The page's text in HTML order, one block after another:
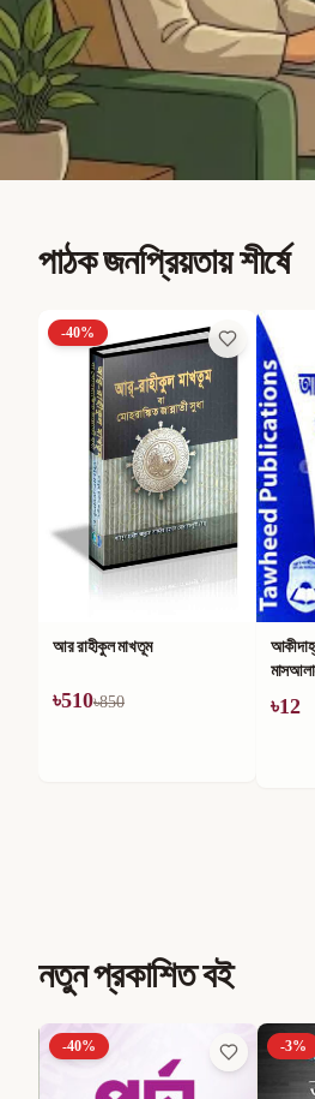
পাঠক জনপ্রিয়তায় শীর্ষে
আকীদাহ্ সম্পর্কিত কতিপয় গুরুত্বপূর্ণ
৳12
নতুন প্রকাশিত বই
-40% -3%